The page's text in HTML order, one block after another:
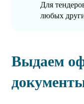
Для
любых
Выдаем